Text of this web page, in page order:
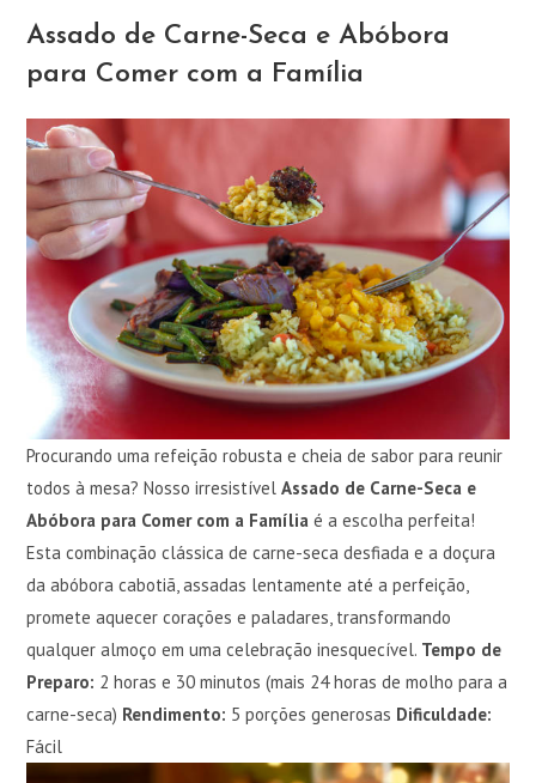
Assado de Carne-Seca e Abóbora
para Comer com a Família
Procurando uma refeição robusta e cheia de sabor para reunir
todos à mesa? Nosso irresistívelAssado de Carne-Seca e
Abóbora para Comer com a Família é a escolha perfeita!
Esta combinação clássica de carne-seca desfiada e a doçura
da abóbora cabotiã, assadas lentamente até a perfeição,
promete aquecer corações e paladares, transformando
qualquer almoço em uma celebração inesquecível. Tempo de
Preparo: 2 horas e 30 minutos (mais 24 horas de molho para a
carne-seca) Rendimento: 5 porções generosas Dificuldade:
Fácil